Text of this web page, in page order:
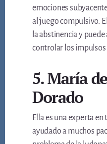
emociones
al juego compulsivo.
la abstinencia y
controlar los impulsos
5. María
Dorado
Ella es una experta
ayudado a muchos